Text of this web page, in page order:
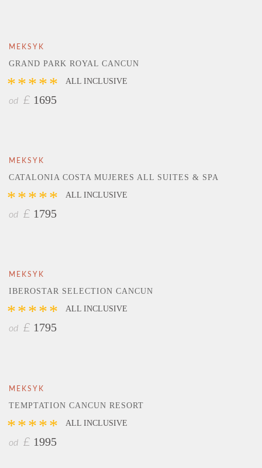
MEKSYK
GRAND PARK ROYAL CANCUN
***** ALL INCLUSIVE
od £ 1695
MEKSYK
CATALONIA COSTA MUJERES ALL SUITES & SPA
***** ALL INCLUSIVE
od £ 1795
MEKSYK
IBEROSTAR SELECTION CANCUN
***** ALL INCLUSIVE
od £ 1795
MEKSYK
TEMPTATION CANCUN RESORT
***** ALL INCLUSIVE
od £ 1995